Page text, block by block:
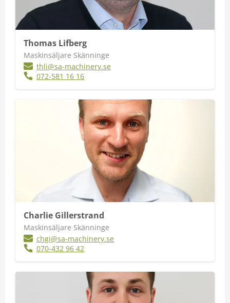
Thomas Lifberg
Maskinsäljare Skänninge
thli@sa-machinery.se
​072-581 16 16
Charlie Gillerstrand
Maskinsäljare Skänninge
chgi@sa-machinery.se
070-432 96 42